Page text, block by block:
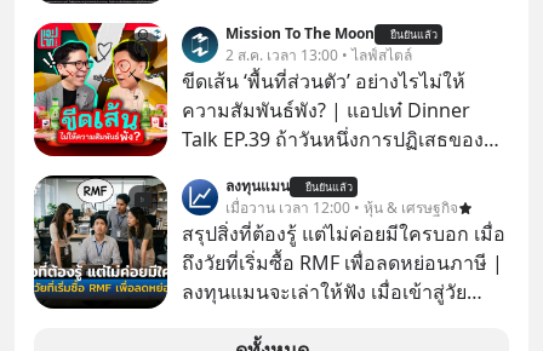
Mission To The Moon ยืนยันแล้ว
2 ส.ค. เวลา 13:00 • ไลฟ์สไตล์
ขีดเส้น ‘พื้นที่ส่วนตัว’ อย่างไรไม่ให้
ความสัมพันธ์พัง? | แอปเท๋ Dinner
Talk EP.39 ถ้าวันหนึ่งการปฏิเสธของ
ตั้งกำแพงใส่และมองว่าเราเห็นแก่ตัวทั้ง
ที่เราเองก็ไม่เคยปฏิเสธใครอย่างนี้มา
ก่อน แต่พอตั้งใจจะ ‘สร้างขอบเขต’ เพื่อ
ตัวเองดูสักครั้ง กลับทำให้เกิดรอยร้าว
ในความสัมพันธ์เสียอย่างนั้น โดยราย
การแอปเท๋ Dinner Talk ในวันนี้โฮสต์
ลงทุนแมน ยืนยันแล้ว
เมื่อวาน เวลา 12:00 • หุ้น & เศรษฐกิจ
สรุปสิ่งที่ต้องรู้ แต่ไม่ค่อยมีใครบอก เมื่อ
ถึงวัยที่เริ่มซื้อ RMF เพื่อลดหย่อนภาษี |
ลงทุนแมนจะเล่าให้ฟัง เมื่อเข้าสู่วัย